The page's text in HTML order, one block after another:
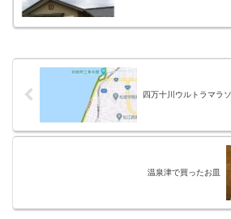
四万十川ウルトラマラ
温泉津で買ったお皿